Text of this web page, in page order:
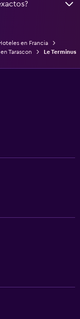
en Francia
Tarascon Le Terminus